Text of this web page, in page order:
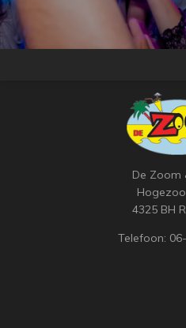
De Zoom
4325 BH
Telefoon: